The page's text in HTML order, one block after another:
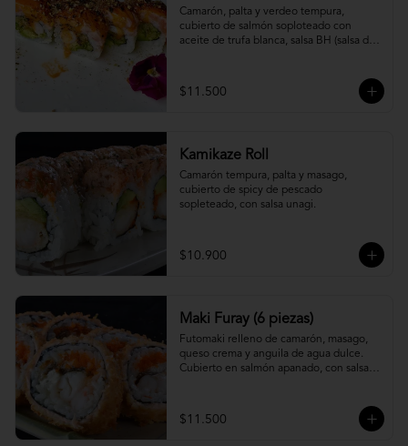
Camarón, palta y verdeo tempura,
cubierto de salmón soploteado con
aceite de trufa blanca, salsa BH (salsa de
$11.500
Kamikaze Roll
Camarón tempura, palta y masago,
cubierto de spicy de pescado
sopleteado, con salsa unagi.
$10.900
Maki Furay (6 piezas)
Futomaki relleno de camarón, masago,
queso crema y anguila de agua dulce.
Cubierto en salmón apanado, con salsa
$11.500